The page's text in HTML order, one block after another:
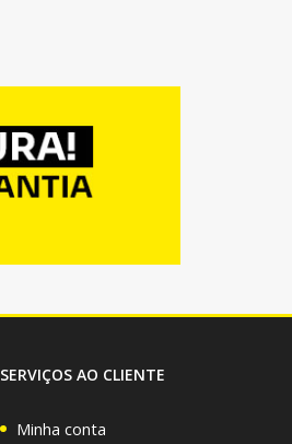
SERVIÇOS AO CLIENTE
Minha conta